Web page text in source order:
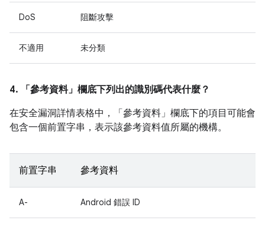
DoS 阻斷攻擊
不適用 未分類
4. 「參考資料」 欄底下列出的識別碼代表什麼？
在安全漏洞詳情表格中，「參考資料」 欄底下的項目可能會
包含一個前置字串，表示該參考資料值所屬的機構。
前置字串 參考資料
A- Android 錯誤 ID